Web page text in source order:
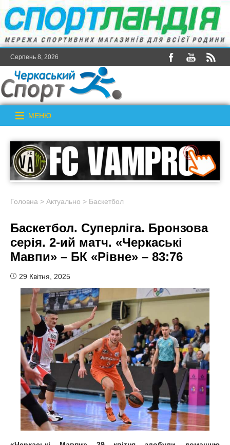
Серпень 8, 2026
МЕНЮ
Головна > Актуально > Баскетбол
Баскетбол. Суперліга. Бронзова
серія. 2-ий матч. «Черкаські
Мавпи» – БК «Рівне» – 83:76
29 Квітня, 2025